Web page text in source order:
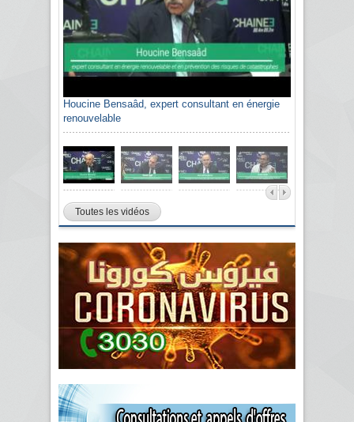
Houcine Bensaâd, expert consultant en énergie
renouvelable
Toutes les vidéos